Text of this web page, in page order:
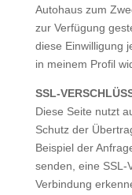
Autohaus zum
zur Verfügung
diese Einwilligung
in meinem Profil
SSL-
Diese Seite nutzt
Schutz der
Beispiel der
senden, eine SSL-
Verbindung